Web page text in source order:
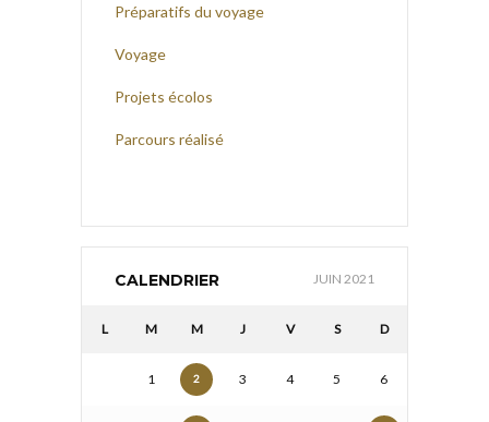
Préparatifs du voyage
Voyage
Projets écolos
Parcours réalisé
CALENDRIER JUIN 2021
L M M J V S D
1 2 3 4 5 6